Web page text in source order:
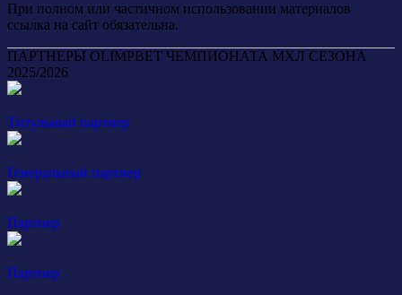
При полном или частичном использовании материалов
ссылка на сайт обязательна.
ПАРТНЕРЫ OLIMPBET ЧЕМПИОНАТА МХЛ СЕЗОНА
2025/2026
Титульный партнер
Генеральный партнер
Партнер
Партнер